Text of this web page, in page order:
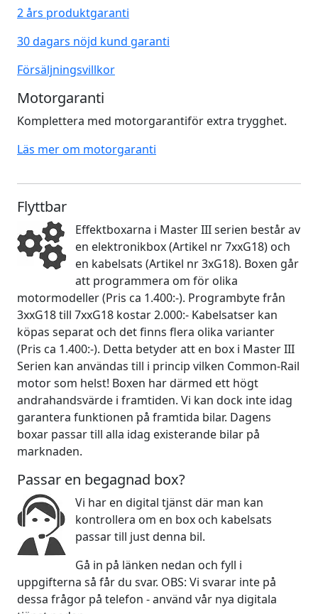
2 års produktgaranti
30 dagars nöjd kund garanti
Försäljningsvillkor
Motorgaranti
Komplettera med motorgarantiför extra trygghet.
Läs mer om motorgaranti
Flyttbar
Effektboxarna i Master III serien består av
en elektronikbox (Artikel nr 7xxG18) och
en kabelsats (Artikel nr 3xG18). Boxen går
att programmera om för olika
motormodeller (Pris ca 1.400:-). Programbyte från
3xxG18 till 7xxG18 kostar 2.000:- Kabelsatser kan
köpas separat och det finns flera olika varianter
(Pris ca 1.400:-). Detta betyder att en box i Master III
Serien kan användas till i princip vilken Common-Rail
motor som helst! Boxen har därmed ett högt
andrahandsvärde i framtiden. Vi kan dock inte idag
garantera funktionen på framtida bilar. Dagens
boxar passar till alla idag existerande bilar på
marknaden.
Passar en begagnad box?
Vi har en digital tjänst där man kan
kontrollera om en box och kabelsats
passar till just denna bil.
Gå in på länken nedan och fyll i
uppgifterna så får du svar. OBS: Vi svarar inte på
dessa frågor på telefon - använd vår nya digitala